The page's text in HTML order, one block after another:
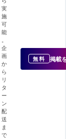
実
施
可
能
企
画
か
ら
リ
タ
ー
ン
配
送
ま
で
無料 掲載